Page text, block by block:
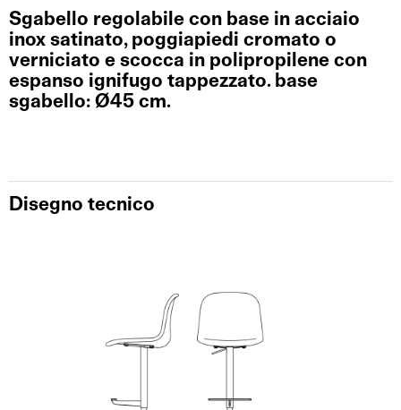
Sgabello regolabile con base in acciaio
inox satinato, poggiapiedi cromato o
verniciato e scocca in polipropilene con
espanso ignifugo tappezzato. base
sgabello: Ø45 cm.
Disegno tecnico